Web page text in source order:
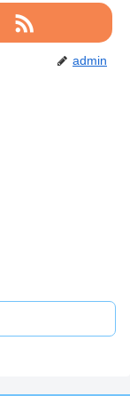
admin